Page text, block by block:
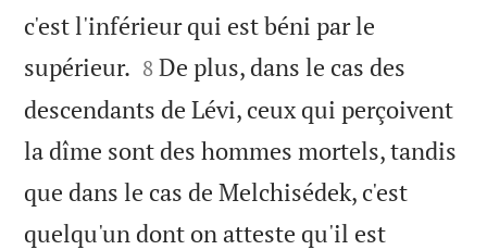
c'est l'inférieur qui est béni par le
supérieur. 

8 De plus, dans le cas des
descendants de Lévi, ceux qui perçoivent
la dîme sont des hommes mortels, tandis
que dans le cas de Melchisédek, c'est
quelqu'un dont on atteste qu'il est